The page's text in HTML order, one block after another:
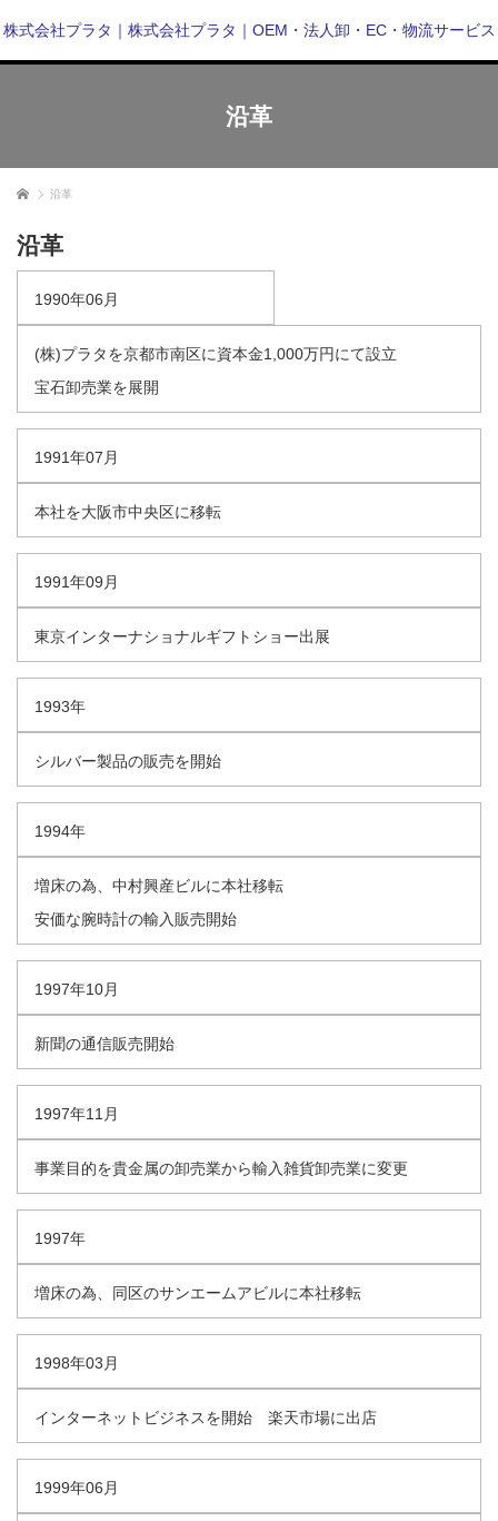
株式会社プラタ｜株式会社プラタ｜OEM・法人卸・EC・物流サービス
沿革
ホーム 沿革
沿革
1990年06月
(株)プラタを京都市南区に資本金1,000万円にて設立
宝石卸売業を展開
1991年07月
本社を大阪市中央区に移転
1991年09月
東京インターナショナルギフトショー出展
1993年
シルバー製品の販売を開始
1994年
増床の為、中村興産ビルに本社移転
安価な腕時計の輸入販売開始
1997年10月
新聞の通信販売開始
1997年11月
事業目的を貴金属の卸売業から輸入雑貨卸売業に変更
1997年
増床の為、同区のサンエームアビルに本社移転
1998年03月
インターネットビジネスを開始 楽天市場に出店
1999年06月